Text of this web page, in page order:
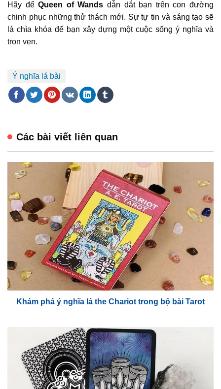
Hãy đểQueen of Wands dẫn dắt bạn trên con đường
chinh phục những thử thách mới. Sự tự tin và sáng tạo sẽ
là chìa khóa để bạn xây dựng một cuộc sống ý nghĩa và
trọn vẹn.
Ý nghĩa lá bài
Các bài viết liên quan
Khám phá ý nghĩa lá the Chariot trong bộ bài Tarot